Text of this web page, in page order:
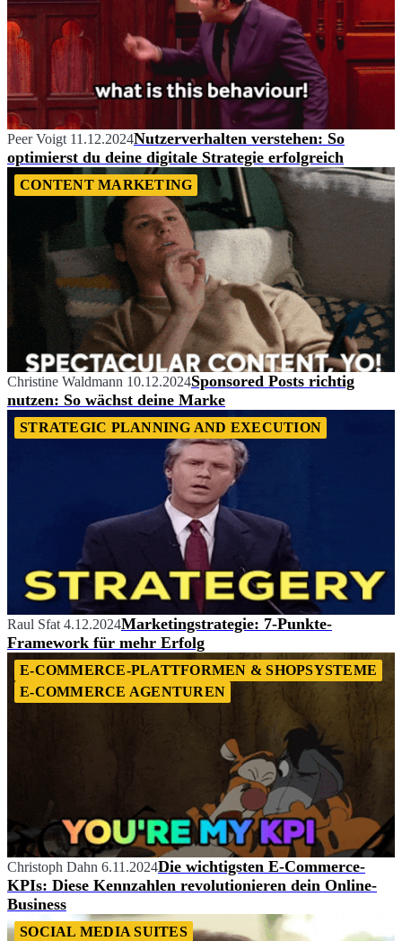
Peer Voigt 11.12.2024Nutzerverhalten verstehen: So
optimierst du deine digitale Strategie erfolgreich
CONTENT MARKETING
Christine Waldmann 10.12.2024Sponsored Posts richtig
nutzen: So wächst deine Marke
STRATEGIC PLANNING AND EXECUTION
Raul Sfat 4.12.2024Marketingstrategie: 7-Punkte-
Framework für mehr Erfolg
E-COMMERCE-PLATTFORMEN & SHOPSYSTEME
E-COMMERCE AGENTUREN
Christoph Dahn 6.11.2024Die wichtigsten E-Commerce-
KPIs: Diese Kennzahlen revolutionieren dein Online-
Business
SOCIAL MEDIA SUITES